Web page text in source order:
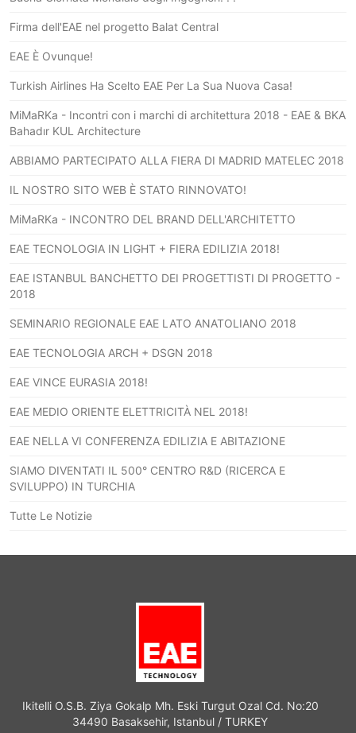
Firma dell'EAE nel progetto Balat Central
EAE È Ovunque!
Turkish Airlines Ha Scelto EAE Per La Sua Nuova Casa!
MiMaRKa - Incontri con i marchi di architettura 2018 - EAE & BKA
Bahadır KUL Architecture
ABBIAMO PARTECIPATO ALLA FIERA DI MADRID MATELEC 2018
IL NOSTRO SITO WEB È STATO RINNOVATO!
MiMaRKa - INCONTRO DEL BRAND DELL'ARCHITETTO
EAE TECNOLOGIA IN LIGHT + FIERA EDILIZIA 2018!
EAE ISTANBUL BANCHETTO DEI PROGETTISTI DI PROGETTO -
2018
SEMINARIO REGIONALE EAE LATO ANATOLIANO 2018
EAE TECNOLOGIA ARCH + DSGN 2018
EAE VINCE EURASIA 2018!
EAE MEDIO ORIENTE ELETTRICITÀ NEL 2018!
EAE NELLA VI CONFERENZA EDILIZIA E ABITAZIONE
SIAMO DIVENTATI IL 500° CENTRO R&D (RICERCA E
SVILUPPO) IN TURCHIA
Tutte Le Notizie
Ikitelli O.S.B. Ziya Gokalp Mh. Eski Turgut Ozal Cd. No:20
34490 Basaksehir, Istanbul / TURKEY